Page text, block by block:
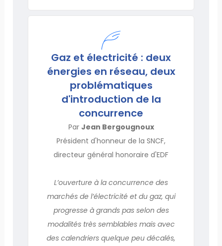
Gaz et électricité : deux
énergies en réseau, deux
problématiques
d'introduction de la
concurrence
Par Jean Bergougnoux
Président d'honneur de la SNCF,
directeur général honoraire d'EDF
L’ouverture à la concurrence des
marchés de l’électricité et du gaz, qui
progresse à grands pas selon des
modalités très semblables mais avec
des calendriers quelque peu décalés,